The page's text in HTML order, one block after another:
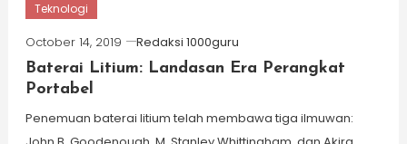
Teknologi
October 14, 2019
Redaksi 1000guru
Baterai Litium: Landasan Era Perangkat
Portabel
Penemuan baterai litium telah membawa tiga ilmuwan: